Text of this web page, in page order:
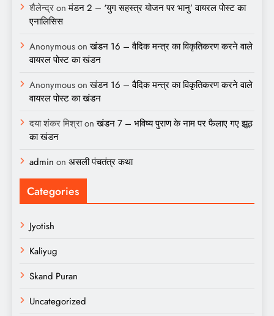
शैलेन्द्रonमंडन 2 – ‘युग सहस्त्र योजन पर भानु’ वायरल पोस्ट का
एनालिसिस
Anonymousonखंडन 16 – वैदिक मन्त्र का विकृतिकरण करने वाले
वायरल पोस्ट का खंडन
Anonymousonखंडन 16 – वैदिक मन्त्र का विकृतिकरण करने वाले
वायरल पोस्ट का खंडन
दया शंकर मिश्राonखंडन 7 – भविष्य पुराण के नाम पर फैलाए गए झूठ
का खंडन
admin on असली पंचतंत्र कथा
Categories
Jyotish
Kaliyug
Skand Puran
Uncategorized